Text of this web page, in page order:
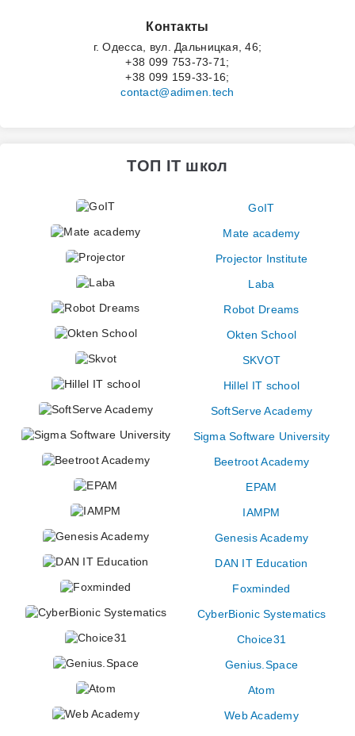
Контакты
г. Одесса, вул. Дальницкая, 46;
+38 099 753-73-71;
+38 099 159-33-16;
contact@adimen.tech
ТОП IT школ
GoIT
Mate academy
Projector Institute
Laba
Robot Dreams
Okten School
SKVOT
Hillel IT school
SoftServe Academy
Sigma Software University
Beetroot Academy
EPAM
IAMPM
Genesis Academy
DAN IT Education
Foxminded
CyberBionic Systematics
Choice31
Genius.Space
Atom
Web Academy